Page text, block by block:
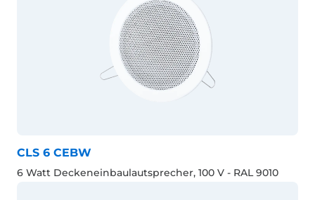
CLS 6 CEBW
6 Watt Deckeneinbaulautsprecher, 100 V - RAL 9010